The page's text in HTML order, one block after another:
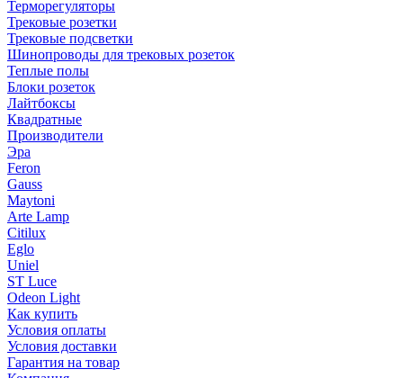
Терморегуляторы
Трековые розетки
Трековые подсветки
Шинопроводы для трековых розеток
Теплые полы
Блоки розеток
Лайтбоксы
Квадратные
Производители
Эра
Feron
Gauss
Maytoni
Arte Lamp
Citilux
Eglo
Uniel
ST Luce
Odeon Light
Как купить
Условия оплаты
Условия доставки
Гарантия на товар